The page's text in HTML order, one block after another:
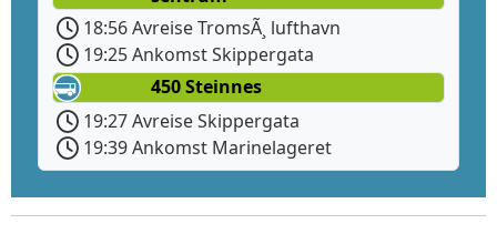
18:56 Avreise TromsÃ¸ lufthavn
19:25 Ankomst Skippergata
450 Steinnes
19:27 Avreise Skippergata
19:39 Ankomst Marinelageret